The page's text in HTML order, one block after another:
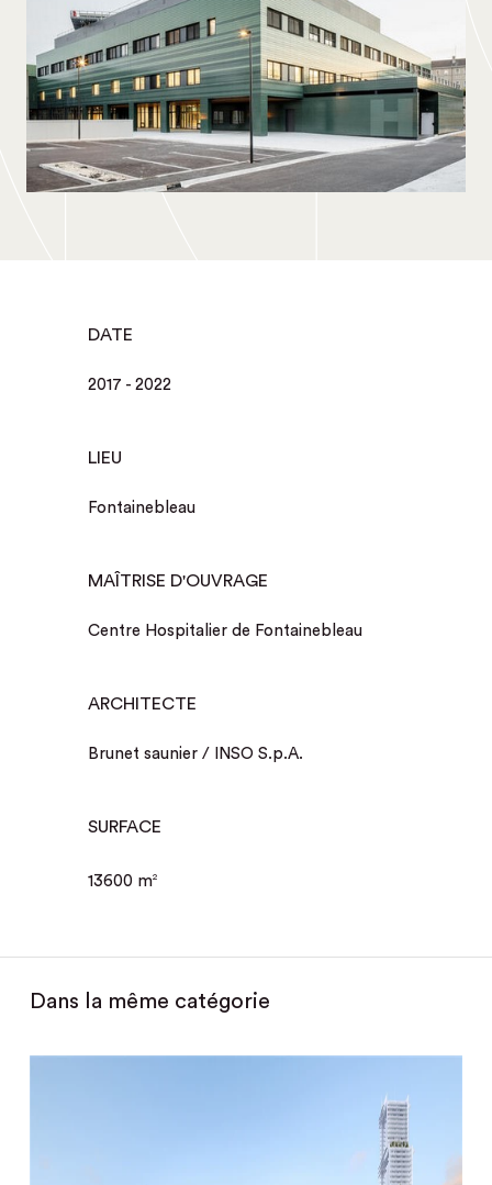
DATE
2017 - 2022
LIEU
Fontainebleau
MAÎTRISE D'OUVRAGE
Centre Hospitalier de Fontainebleau
ARCHITECTE
Brunet saunier / INSO S.p.A.
SURFACE
13600 m2
Dans la même catégorie